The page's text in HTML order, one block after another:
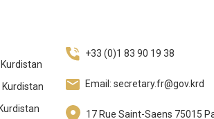
+33 (0)1 83 90 19 38
Email: secretary.fr@gov.krd
17 Rue Saint-Saens 75015